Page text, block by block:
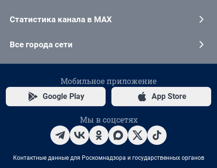
Статистика канала в MAX
Все города сети
Мобильное приложение
Google Play App Store
Мы в соцсетях
Контактные данные для Роскомнадзора и государственных органов